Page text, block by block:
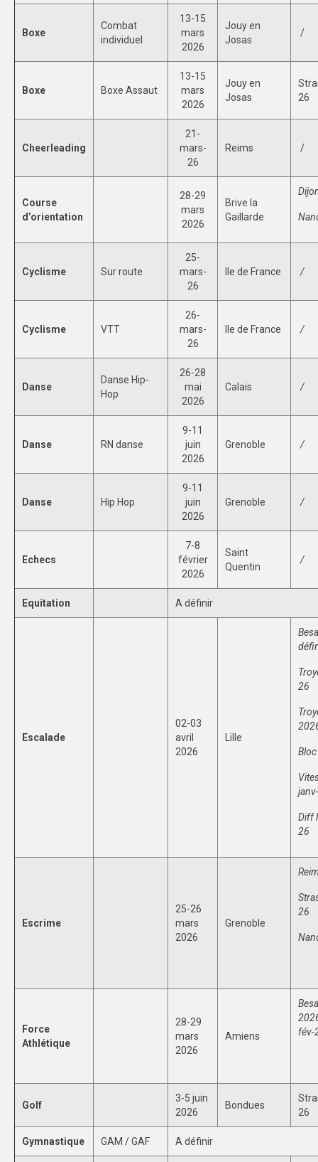
Boxe
Combat
individuel
13-15
mars
2026
Jouy en
Josas
/
Boxe Boxe Assaut
13-15
mars
2026
Jouy en
Josas
26
Cheerleading
21-
mars-
26
Reims /
Course
d’orientation
28-29
mars
2026
Brive la
Gaillarde
Cyclisme Sur route
25-
mars-
26
Ile de France /
Cyclisme VTT
26-
mars-
26
Ile de France /
Danse
Danse Hip-
Hop
26-28
mai
2026
Calais /
Danse RN danse
9-11
juin
2026
Grenoble /
Danse Hip Hop
9-11
juin
2026
Grenoble /
Echecs
7-8
février
2026
Saint
Quentin
/
Equitation A définir
Escalade
02-03
avril
2026
Lille
26
Diff
26
Escrime
25-26
mars
2026
Grenoble
26
Force
Athlétique
28-29
mars
2026
Amiens
fév-
Golf
3-5 juin
2026
Bondues
26
Gymnastique GAM / GAF A définir